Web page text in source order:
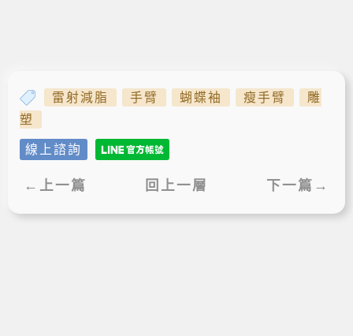
雷射減脂 手臂 蝴蝶袖 瘦手臂
雕
塑
線上諮詢
←上一篇 回上一層 下一篇→